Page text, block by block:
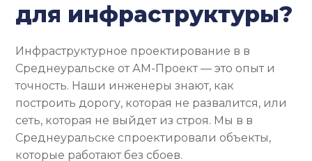
для инфраструктуры?
Инфраструктурное проектирование в в
Среднеуральске от АМ-Проект — это опыт и
точность. Наши инженеры знают, как
построить дорогу, которая не развалится, или
сеть, которая не выйдет из строя. Мы в в
Среднеуральске спроектировали объекты,
которые работают без сбоев.